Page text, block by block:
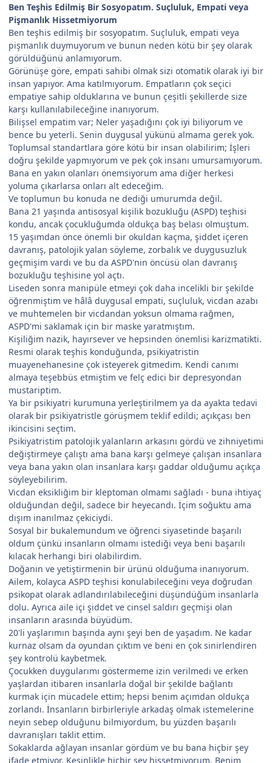
Ben Teşhis Edilmiş Bir Sosyopatım. Suçluluk, Empati veya
Pişmanlık Hissetmiyorum
Ben teşhis edilmiş bir sosyopatım. Suçluluk, empati veya
pişmanlık duymuyorum ve bunun neden kötü bir şey olarak
görüldüğünü anlamıyorum.
Görünüşe göre, empati sahibi olmak sizi otomatik olarak iyi bir
insan yapıyor. Ama katılmıyorum. Empatların çok seçici
empatiye sahip olduklarına ve bunun çeşitli şekillerde size
karşı kullanılabileceğine inanıyorum.
Bilişsel empatim var; Neler yaşadığını çok iyi biliyorum ve
bence bu yeterli. Senin duygusal yükünü almama gerek yok.
Toplumsal standartlara göre kötü bir insan olabilirim; İşleri
doğru şekilde yapmıyorum ve pek çok insanı umursamıyorum.
Bana en yakın olanları önemsiyorum ama diğer herkesi
yoluma çıkarlarsa onları alt edeceğim.
Ve toplumun bu konuda ne dediği umurumda değil.
Bana 21 yaşında antisosyal kişilik bozukluğu (ASPD) teşhisi
kondu, ancak çocukluğumda oldukça baş belası olmuştum.
15 yaşımdan önce önemli bir okuldan kaçma, şiddet içeren
davranış, patolojik yalan söyleme, zorbalık ve duygusuzluk
geçmişim vardı ve bu da ASPD'nin öncüsü olan davranış
bozukluğu teşhisine yol açtı.
Liseden sonra manipüle etmeyi çok daha incelikli bir şekilde
öğrenmiştim ve hâlâ duygusal empati, suçluluk, vicdan azabı
ve muhtemelen bir vicdandan yoksun olmama rağmen,
ASPD'mi saklamak için bir maske yaratmıştım.
Kişiliğim nazik, hayırsever ve hepsinden önemlisi karizmatikti.
Resmi olarak teşhis konduğunda, psikiyatristin
muayenehanesine çok isteyerek gitmedim. Kendi canımı
almaya teşebbüs etmiştim ve felç edici bir depresyondan
mustariptim.
Ya bir psikiyatri kurumuna yerleştirilmem ya da ayakta tedavi
olarak bir psikiyatristle görüşmem teklif edildi; açıkçası ben
ikincisini seçtim.
Psikiyatristim patolojik yalanların arkasını gördü ve zihniyetimi
değiştirmeye çalıştı ama bana karşı gelmeye çalışan insanlara
veya bana yakın olan insanlara karşı gaddar olduğumu açıkça
söyleyebilirim.
Vicdan eksikliğim bir kleptoman olmamı sağladı - buna ihtiyaç
olduğundan değil, sadece bir heyecandı. İçim soğuktu ama
dışım inanılmaz çekiciydi.
Sosyal bir bukalemundum ve öğrenci siyasetinde başarılı
oldum çünkü insanların olmamı istediği veya beni başarılı
kılacak herhangi biri olabilirdim.
Doğanın ve yetiştirmenin bir ürünü olduğuma inanıyorum.
Ailem, kolayca ASPD teşhisi konulabileceğini veya doğrudan
psikopat olarak adlandırılabileceğini düşündüğüm insanlarla
dolu. Ayrıca aile içi şiddet ve cinsel saldırı geçmişi olan
insanların arasında büyüdüm.
20'li yaşlarımın başında aynı şeyi ben de yaşadım. Ne kadar
kurnaz olsam da oyundan çıktım ve beni en çok sinirlendiren
şey kontrolü kaybetmek.
Çocukken duygularımı göstermeme izin verilmedi ve erken
yaşlardan itibaren insanlarla doğal bir şekilde bağlantı
kurmak için mücadele ettim; hepsi benim açımdan oldukça
zorlandı. İnsanların birbirleriyle arkadaş olmak istemelerine
neyin sebep olduğunu bilmiyordum, bu yüzden başarılı
davranışları taklit ettim.
Sokaklarda ağlayan insanlar gördüm ve bu bana hiçbir şey
ifade etmiyor. Kesinlikle hiçbir şey hissetmiyorum. Benim